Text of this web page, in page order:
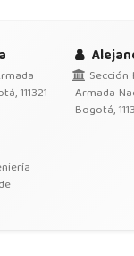
111321
Sección
Armada
Bogotá,